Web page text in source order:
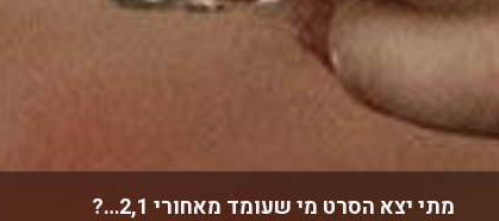
מתי יצא הסרט מי שעומד מאחורי 2,1…?